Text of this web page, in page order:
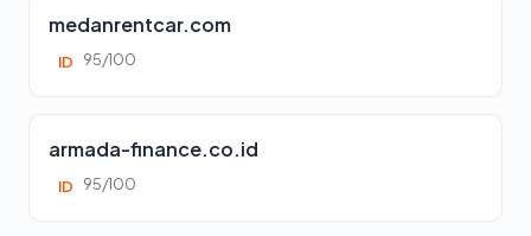
medanrentcar.com
ID 95/100
armada-finance.co.id
ID 95/100